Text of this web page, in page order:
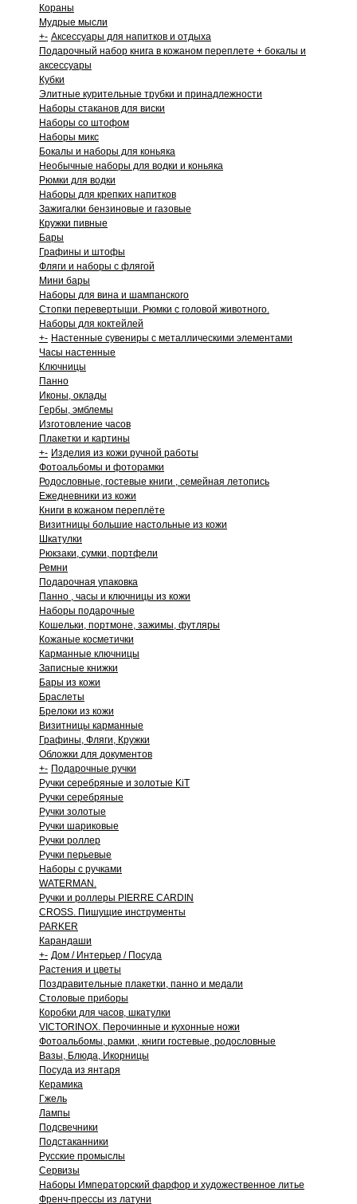
Кораны
Мудрые мысли
+- Аксессуары для напитков и отдыха
Подарочный набор книга в кожаном переплете + бокалы и
аксессуары
Кубки
Элитные курительные трубки и принадлежности
Наборы стаканов для виски
Наборы со штофом
Наборы микс
Бокалы и наборы для коньяка
Необычные наборы для водки и коньяка
Рюмки для водки
Наборы для крепких напитков
Зажигалки бензиновые и газовые
Кружки пивные
Бары
Графины и штофы
Фляги и наборы с флягой
Мини бары
Наборы для вина и шампанского
Стопки перевертыши. Рюмки с головой животного.
Наборы для коктейлей
+- Настенные сувениры с металлическими элементами
Часы настенные
Ключницы
Панно
Иконы, оклады
Гербы, эмблемы
Изготовление часов
Плакетки и картины
+- Изделия из кожи ручной работы
Фотоальбомы и фоторамки
Родословные, гостевые книги , семейная летопись
Ежедневники из кожи
Книги в кожаном переплёте
Визитницы большие настольные из кожи
Шкатулки
Рюкзаки, сумки, портфели
Ремни
Подарочная упаковка
Панно , часы и ключницы из кожи
Наборы подарочные
Кошельки, портмоне, зажимы, футляры
Кожаные косметички
Карманные ключницы
Записные книжки
Бары из кожи
Браслеты
Брелоки из кожи
Визитницы карманные
Графины, Фляги, Кружки
Обложки для документов
+- Подарочные ручки
Ручки серебряные и золотые KiT
Ручки серебряные
Ручки золотые
Ручки шариковые
Ручки роллер
Ручки перьевые
Наборы с ручками
WATERMAN.
Ручки и роллеры PIERRE CARDIN
CROSS. Пишущие инструменты
PARKER
Карандаши
+- Дом / Интерьер / Посуда
Растения и цветы
Поздравительные плакетки, панно и медали
Столовые приборы
Коробки для часов, шкатулки
VICTORINOX. Перочинные и кухонные ножи
Фотоальбомы, рамки , книги гостевые, родословные
Вазы, Блюда, Икорницы
Посуда из янтаря
Керамика
Гжель
Лампы
Подсвечники
Подстаканники
Русские промыслы
Сервизы
Наборы Императорский фарфор и художественное литье
Френч-прессы из латуни